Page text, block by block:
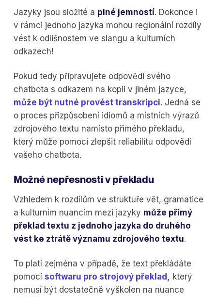
Jazyky jsou složité a plné jemností. Dokonce i
v rámci jednoho jazyka mohou regionální rozdíly
vést k odlišnostem ve slangu a kulturních
odkazech!
Pokud tedy připravujete odpovědi svého
chatbota s odkazem na kopii v jiném jazyce,
může být nutné provést transkripci. Jedná se
o proces přizpůsobení idiomů a místních výrazů
zdrojového textu namísto přímého překladu,
který může pomoci zlepšit reliabilitu odpovědí
vašeho chatbota.
Možné nepřesnosti v překladu
Vzhledem k rozdílům ve struktuře vět, gramatice
a kulturním nuancím mezi jazyky může přímý
překlad textu z jednoho jazyka do druhého
vést ke ztrátě významu zdrojového textu.
To platí zejména v případě, že text překládáte
pomocí softwaru pro strojový překlad,
který
nemusí být dostatečně vyškolen na nuance